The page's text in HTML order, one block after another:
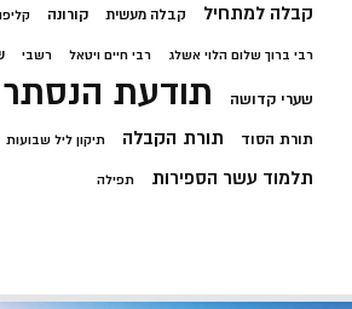
קבלה למתחיל קבלה מעשית קורונה
רבי ברוך שלום הלוי אשלג רבי חיים ויטאל רשבי
שערי קדושה תודעת הנסתר
תורת הסוד תורת הקבלה תיקון ליל שבועות
תלמוד עשר הספירות תפילה